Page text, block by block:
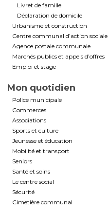
Livret de famille
Déclaration de domicile
Urbanisme et construction
Centre communal d’action sociale
Agence postale communale
Marchés publics et appels d’offres
Emploi et stage
Mon quotidien
Police municipale
Commerces
Associations
Sports et culture
Jeunesse et éducation
Mobilité et transport
Seniors
Santé et soins
Le centre social
Sécurité
Cimetière communal